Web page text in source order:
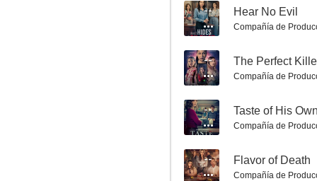
Centennial of Love
8.0
-- Hear No Evil
Compañía de
-- The Perfect
Compañía de
-- Taste of His
Compañía de
-- Flavor of Death
Compañía de